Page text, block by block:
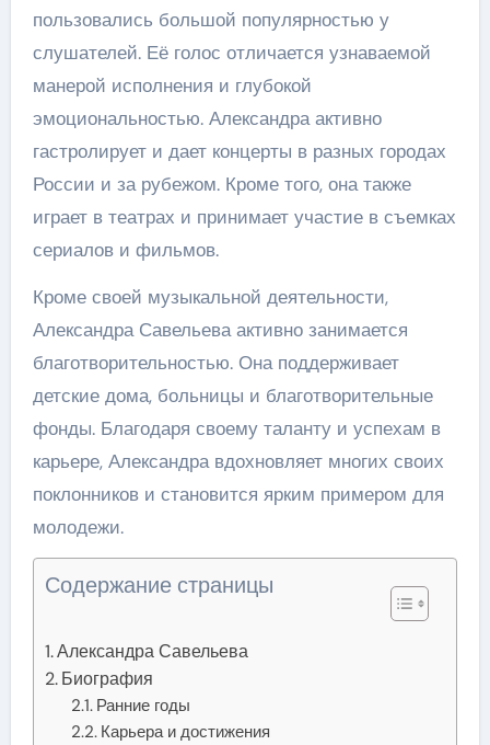
пользовались большой популярностью у
слушателей. Её голос отличается узнаваемой
манерой исполнения и глубокой
эмоциональностью. Александра активно
гастролирует и дает концерты в разных городах
России и за рубежом. Кроме того, она также
играет в театрах и принимает участие в съемках
сериалов и фильмов.
Кроме своей музыкальной деятельности,
Александра Савельева активно занимается
благотворительностью. Она поддерживает
детские дома, больницы и благотворительные
фонды. Благодаря своему таланту и успехам в
карьере, Александра вдохновляет многих своих
поклонников и становится ярким примером для
молодежи.
Содержание страницы
Александра Савельева
Биография
Ранние годы
Карьера и достижения